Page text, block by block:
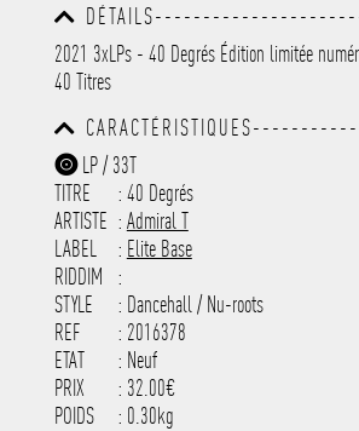
-----------
2021 3xLPs - 40 Degrés Édition limitée
40 Titres
---------------------
LP / 33T
TITRE
: 40 Degrés
ARTISTE : Admiral T
LABEL
: Elite Base
RIDDIM
:
STYLE
: Dancehall / Nu-roots
REF
: 2016378
ETAT
: Neuf
PRIX
: 32.00€
POIDS
: 0.30kg